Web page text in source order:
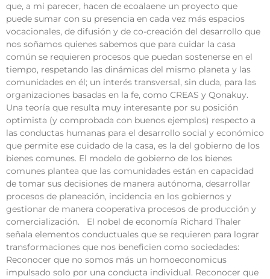
que, a mi parecer, hacen de ecoalaene un proyecto que
puede sumar con su presencia en cada vez más espacios
vocacionales, de difusión y de co-creación del desarrollo que
nos soñamos quienes sabemos que para cuidar la casa
común se requieren procesos que puedan sostenerse en el
tiempo, respetando las dinámicas del mismo planeta y las
comunidades en él; un interés transversal, sin duda, para las
organizaciones basadas en la fe, como CREAS y Qonakuy.
Una teoría que resulta muy interesante por su posición
optimista (y comprobada con buenos ejemplos) respecto a
las conductas humanas para el desarrollo social y económico
que permite ese cuidado de la casa, es la del gobierno de los
bienes comunes. El modelo de gobierno de los bienes
comunes plantea que las comunidades están en capacidad
de tomar sus decisiones de manera autónoma, desarrollar
procesos de planeación, incidencia en los gobiernos y
gestionar de manera cooperativa procesos de producción y
comercialización. El nobel de economía Richard Thaler
señala elementos conductuales que se requieren para lograr
transformaciones que nos beneficien como sociedades:
Reconocer que no somos más un homoeconomicus
impulsado solo por una conducta individual. Reconocer que